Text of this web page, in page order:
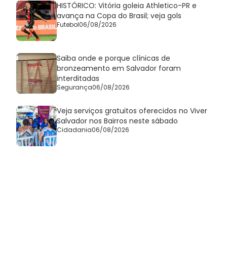
HISTÓRICO: Vitória goleia Athletico-PR e
avança na Copa do Brasil; veja gols
Futebol06/08/2026
Saiba onde e porque clínicas de
bronzeamento em Salvador foram
interditadas
Segurança06/08/2026
Veja serviços gratuitos oferecidos no Viver
Salvador nos Bairros neste sábado
Cidadania06/08/2026